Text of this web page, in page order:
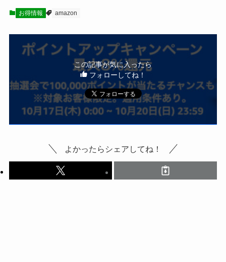
お得情報 amazon
この記事が気に入ったら
フォローしてね！
よかったらシェアしてね！